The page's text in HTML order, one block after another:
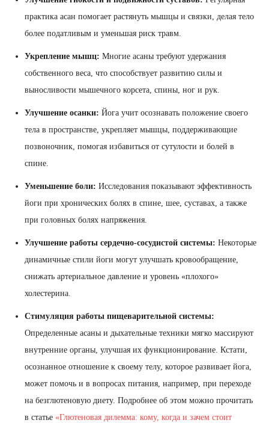
практика асан помогает растянуть мышцы и связки, делая тело
более податливым и уменьшая риск травм.
Укрепление мышц: Многие асаны требуют удержания
собственного веса, что способствует развитию силы и
выносливости мышечного корсета, спины, ног и рук.
Улучшение осанки: Йога учит осознавать положение своего
тела в пространстве, укрепляет мышцы, поддерживающие
позвоночник, помогая избавиться от сутулости и болей в
спине.
Уменьшение боли: Исследования показывают эффективность
йоги при хронических болях в спине, шее, суставах, а также
при головных болях напряжения.
Улучшение работы сердечно-сосудистой системы: Некоторые
динамичные стили йоги могут улучшать кровообращение,
снижать артериальное давление и уровень «плохого»
холестерина.
Стимуляция работы пищеварительной системы:
Определенные асаны и дыхательные техники мягко массируют
внутренние органы, улучшая их функционирование. Кстати,
осознанное отношение к своему телу, которое развивает йога,
может помочь и в вопросах питания, например, при переходе
на безглютеновую диету. Подробнее об этом можно прочитать
в статье «Глютеновая дилемма: кому, когда и зачем стоит